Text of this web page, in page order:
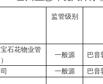
监管级别
石花物业管
一般源 巴音
一般源 巴音